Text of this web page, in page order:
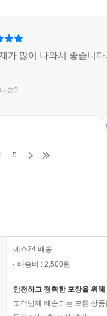
가 많이 나와서 좋습니다.
요?
5
예스24 배송
배송비 : 2,500원
안전하고 정확한 포장을 위
고객님께 배송되는 모든 상